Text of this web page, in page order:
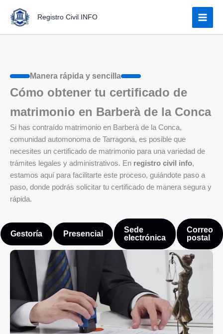
contenido
Registro Civil INFO
Manera rápida y sencilla
Cómo obtener tu certificado de
matrimonio en Barberà de la Conca
Si has contraído matrimonio en Barberà de la Conca,
comunidad automonoma de Tarragona, es posible que
necesites un certificado de matrimonio para una variedad de
trámites legales y administrativos. En registro civil info,
estamos aquí para facilitarte este proceso, guiándote paso a
paso, donde podrás solicitar tu certificado de manera segura y
rápida.
Gestoría Presencial
Sede
electrónica
Correo
postal